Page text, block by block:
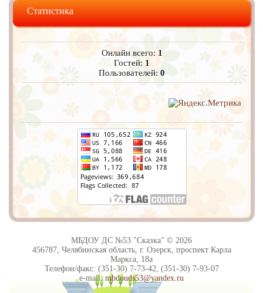
Статистика
Онлайн всего: 1
Гостей: 1
Пользователей:0
МБДОУ ДС №53 "Сказка" © 2026
456787, Челябинская область, г. Озерск, проспект Карла
Маркса, 18а
Телефон/факс: (351-30) 7-73-42, (351-30) 7-93-07
e-mail: mbdouds53@yandex.ru